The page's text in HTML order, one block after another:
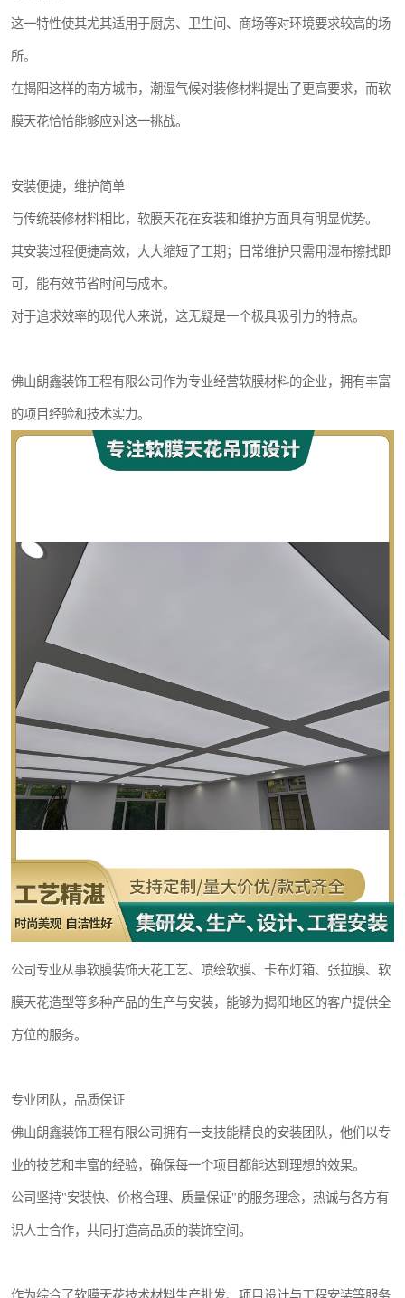
这一特性使其尤其适用于厨房、卫生间、商场等对环境要求较高的场
所。
在揭阳这样的南方城市，潮湿气候对装修材料提出了更高要求，而软
膜天花恰恰能够应对这一挑战。
安装便捷，维护简单
与传统装修材料相比，软膜天花在安装和维护方面具有明显优势。
其安装过程便捷高效，大大缩短了工期；日常维护只需用湿布擦拭即
可，能有效节省时间与成本。
对于追求效率的现代人来说，这无疑是一个极具吸引力的特点。
佛山朗鑫装饰工程有限公司作为专业经营软膜材料的企业，拥有丰富
的项目经验和技术实力。
公司专业从事软膜装饰天花工艺、喷绘软膜、卡布灯箱、张拉膜、软
膜天花造型等多种产品的生产与安装，能够为揭阳地区的客户提供全
方位的服务。
专业团队，品质保证
佛山朗鑫装饰工程有限公司拥有一支技能精良的安装团队，他们以专
业的技艺和丰富的经验，确保每一个项目都能达到理想的效果。
公司坚持"安装快、价格合理、质量保证"的服务理念，热诚与各方有
识人士合作，共同打造高品质的装饰空间。
作为综合了软膜天花技术材料生产批发、项目设计与工程安装等服务